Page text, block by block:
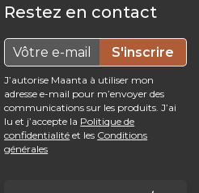
Restez en contact
S'inscrire
J’autorise Maanta à utiliser mon
adresse e-mail pour m’envoyer des
communications sur les produits. J’ai
lu et j’accepte la Politique de
confidentialité et les Conditions
générales